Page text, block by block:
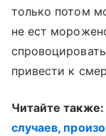
только потом
не ест
привести к
Читайте также:
случаев,